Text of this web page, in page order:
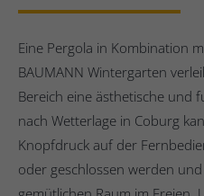
Eine Pergola in Kombination
BAUMANN Wintergarten
Bereich eine ästhetische und
nach Wetterlage in Coburg
Knopfdruck auf der
oder geschlossen werden